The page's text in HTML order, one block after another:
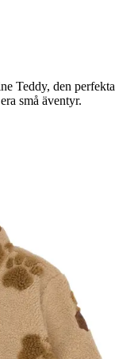
Teddy, den perfekta
små äventyr.